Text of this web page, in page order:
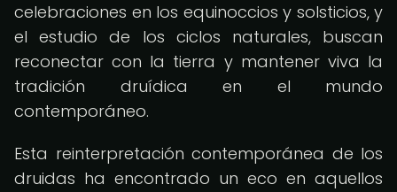
celebraciones en los equinoccios y solsticios, y
el estudio de los ciclos naturales, buscan
reconectar con la tierra y mantener viva la
tradición druídica en el mundo
contemporáneo.
Esta reinterpretación contemporánea de los
druidas ha encontrado un eco en aquellos